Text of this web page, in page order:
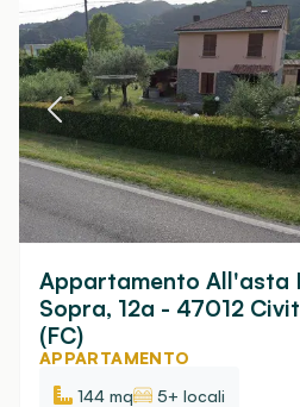
Appartamento All'asta
Sopra, 12a - 47012
(FC)
APPARTAMENTO
144 mq
5+ locali